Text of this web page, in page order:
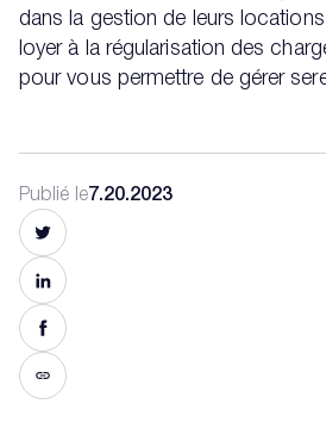
dans la gestion de leurs
loyer à la régularisation des
pour vous permettre de gérer
Publié le7.20.2023